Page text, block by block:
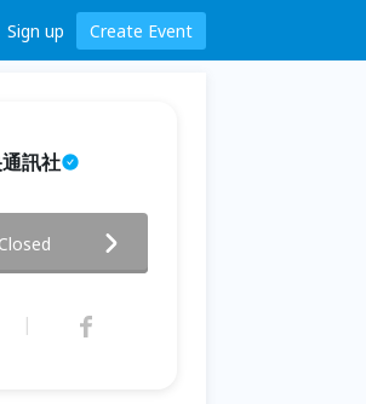
Sign up Create Event
訊社
09:00 - 07.10
Closed